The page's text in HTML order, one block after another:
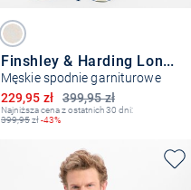
Finshley & Harding London
Męskie spodnie garniturowe
399,95 zł
Obniżona cena
229,95 zł
Najniższa cena z ostatnich 30 dni:
399,95zł-43%